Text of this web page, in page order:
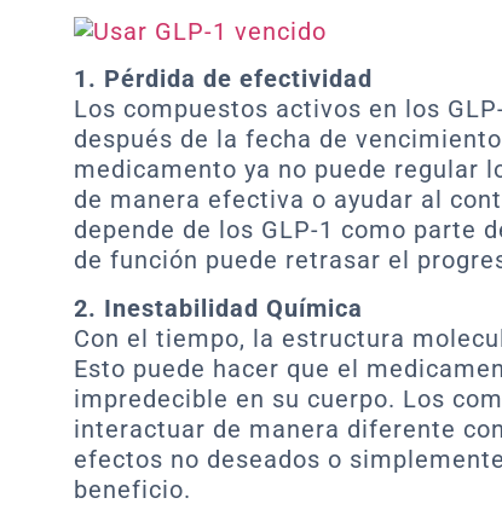
1. Pérdida de efectividad
Los compuestos activos en los
después de la fecha de
medicamento ya no puede regular
de manera efectiva o ayudar al
depende de los GLP-1 como parte
de función puede retrasar el
2. Inestabilidad Química
Con el tiempo, la estructura
Esto puede hacer que el
impredecible en su cuerpo. Los
interactuar de manera diferente
efectos no deseados o
beneficio.